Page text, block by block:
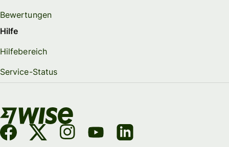
Bewertungen
Hilfe
Hilfebereich
Service-Status